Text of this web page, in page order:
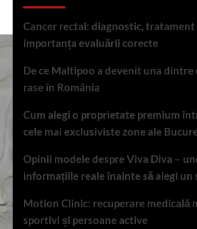
Cancer rectal: diagnostic,
importanța evaluării corecte
De ce Maltipoo a devenit una dintre
rase în România
Cum alegi o proprietate premium
cele mai exclusiviste zone ale
Opinii modele despre Viva Diva –
informațiile reale înainte să alegi un
Motion Clinic: recuperare medicală
sportivi și persoane active